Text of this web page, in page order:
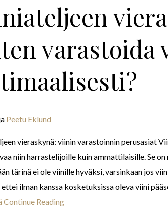
varastoida
Peetu Eklund
vieraskynä: viinin varastoinnin perusasiat
niin harrastelijoille kuin ammattilaisille. Se
tärinä ei ole viinille hyväksi, varsinkaan jos
ettei ilman kanssa kosketuksissa oleva viini
Continue Reading